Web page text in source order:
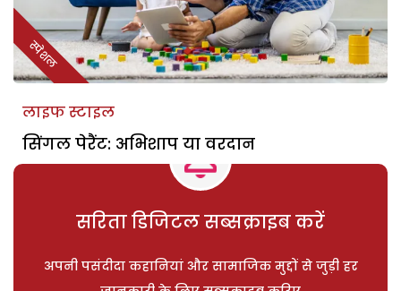
स्पेशल
लाइफ स्टाइल
सिंगल पेरैंट: अभिशाप या वरदान
सरिता डिजिटल सब्सक्राइब करें
अपनी पसंदीदा कहानियां और सामाजिक मुद्दों से जुड़ी हर